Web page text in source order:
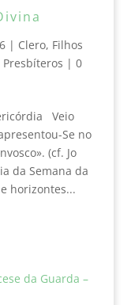
| Clero, Filhos
Presbíteros | 0
Veio
Se no
(cf. Jo
da Semana da
horizontes...
da Guarda –